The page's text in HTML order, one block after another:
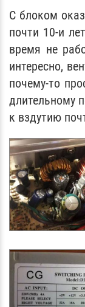
С блоком
почти 10-и
время не
интересно,
почему-то
длительному
к вздутию